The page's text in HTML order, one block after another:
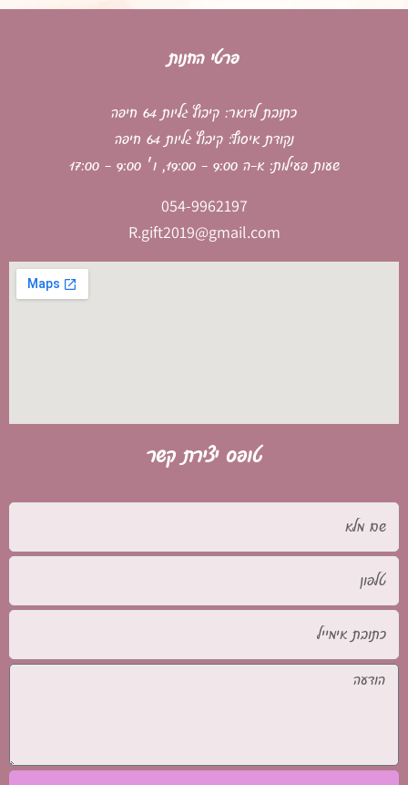
פרטי החנות
כתובת לדואר: קיבוץ גליות 64 חיפה
נקודת איסוף: קיבוץ גליות 64 חיפה
שעות פעילות: א-ה 9:00 - 19:00, ו׳ 9:00 - 17:00
054-9962197
R.gift2019@gmail.com
טופס יצירת קשר
מלא
אימייל
הודעה